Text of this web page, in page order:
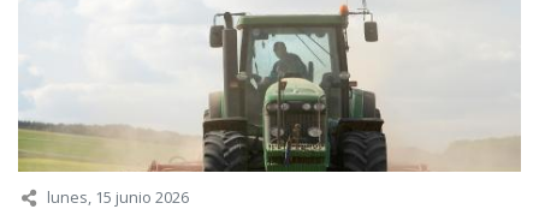
lunes, 15 junio 2026